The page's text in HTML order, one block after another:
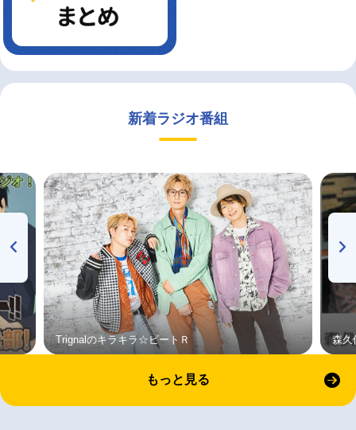
新着ラジオ番組
Trignalのキラキラ☆ビートＲ 森久
もっと見る